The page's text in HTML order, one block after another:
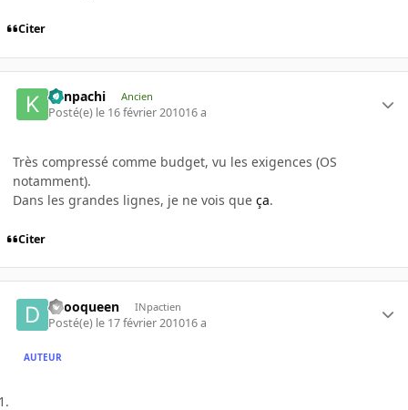
Citer
Kenpachi Ancien
Posté(e) le 16 février 201016 a
Très compressé comme budget, vu les exigences (OS
notamment).
Dans les grandes lignes, je ne vois que ça.
Citer
deooqueen INpactien
Posté(e) le 17 février 201016 a
AUTEUR